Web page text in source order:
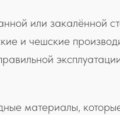
или закалённой
и чешские
материалы,